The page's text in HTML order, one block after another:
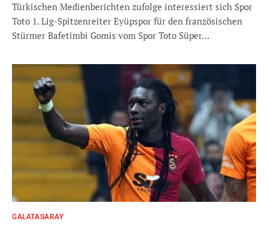
Türkischen Medienberichten zufolge interessiert sich Spor
Toto 1. Lig-Spitzenreiter Eyüpspor für den französischen
Stürmer Bafetimbi Gomis vom Spor Toto Süper…
GALATASARAY